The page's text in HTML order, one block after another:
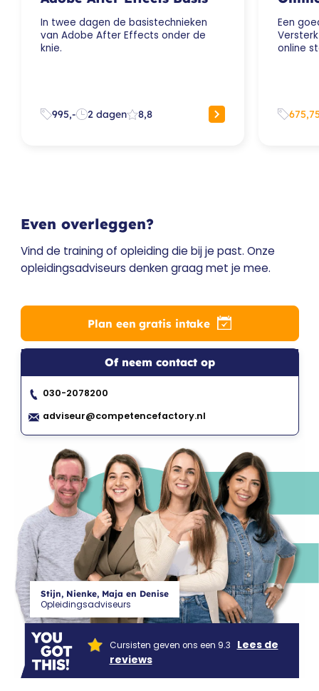
In twee dagen de basistechnieken
van Adobe After Effects onder de
knie.
995,- 2 dagen 8,8
Een
online
Even overleggen?
Vind de training of opleiding die bij je past. Onze
opleidingsadviseurs denken graag met je mee.
Plan een gratis intake
Of neem contact op
030-2078200
adviseur@competencefactory.nl
CF
Stijn, Nienke, Maja en Denise
Opleidingsadviseurs
Cursisten geven ons een 9.3
Lees de
reviews